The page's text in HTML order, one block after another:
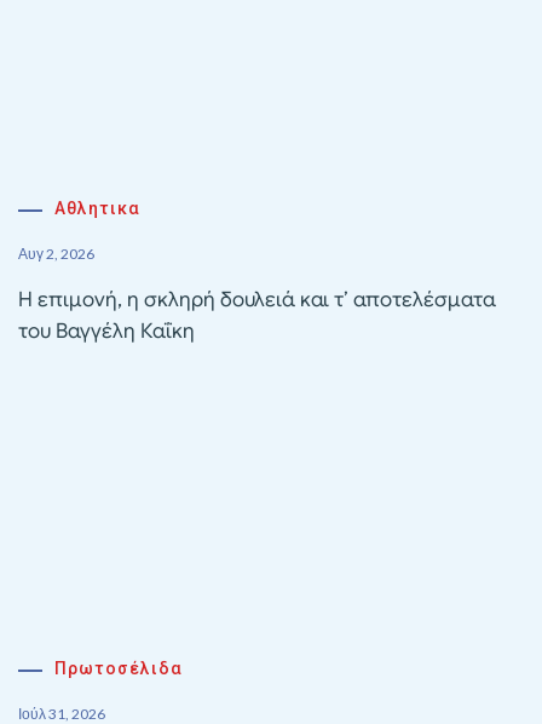
Αθλητικα
Αυγ 2, 2026
Η επιμονή, η σκληρή δουλειά και τ’ αποτελέσματα
του Βαγγέλη Καΐκη
Πρωτοσέλιδα
Ιούλ 31, 2026